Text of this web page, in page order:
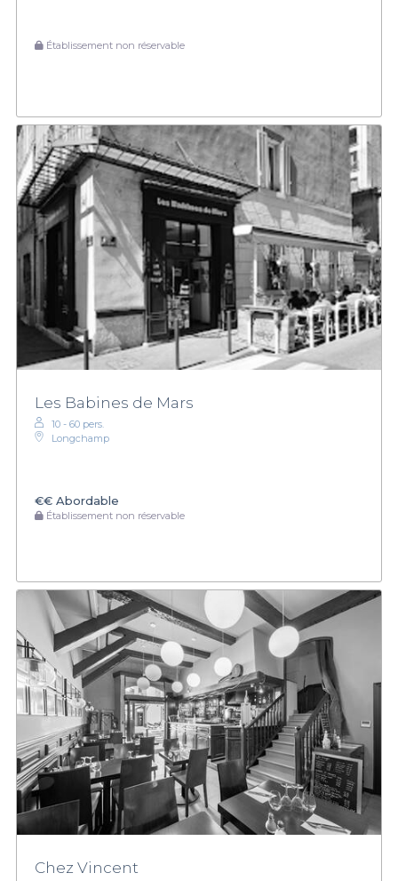
Établissement non réservable
Les Babines de Mars
10 - 60 pers.
Longchamp
€€ Abordable
Établissement non réservable
Chez Vincent